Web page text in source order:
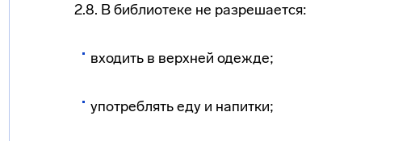
2.8. В библиотеке не разрешается:
входить в верхней одежде;
употреблять еду и напитки;